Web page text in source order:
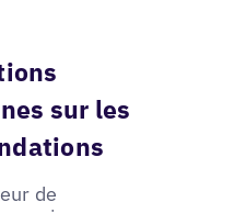
sur les
de